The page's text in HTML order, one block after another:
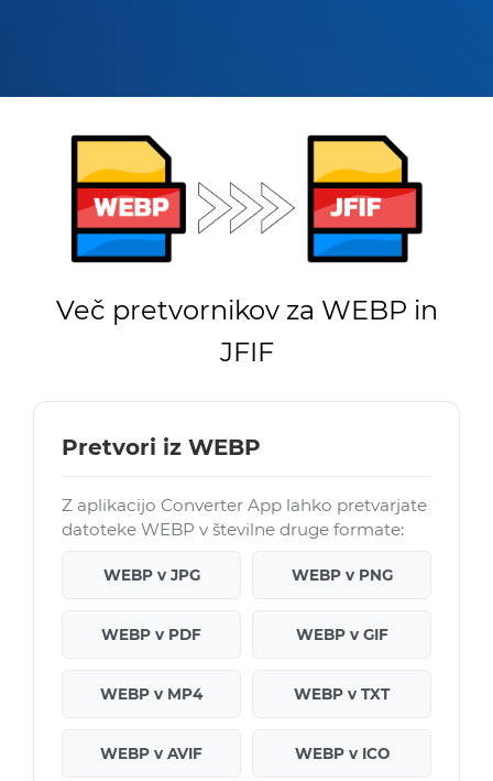
Več pretvornikov za WEBP in
JFIF
Pretvori iz WEBP
Z aplikacijo Converter App lahko pretvarjate
datoteke WEBP v številne druge formate:
WEBP v JPG WEBP v PNG
WEBP v PDF WEBP v GIF
WEBP v MP4 WEBP v TXT
WEBP v AVIF WEBP v ICO